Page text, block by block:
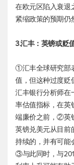
在欧元区陷入衰退
紧缩政策的预期仍
3.汇丰：英镑或贬
①汇丰全球研究部
值，但这种过度贬
汇丰银行分析师在
率估值指标，在英
端廉价之前，②英
英镑兑美元从目前
持续的，并有可能
③与此同时，与